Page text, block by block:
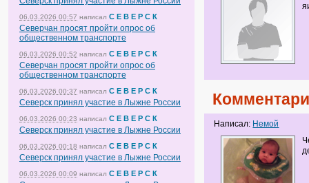
06.03.2026 00:57 написал С Е В Е Р С К
Северчан просят пройти опрос об
общественном транспорте
06.03.2026 00:52 написал С Е В Е Р С К
Северчан просят пройти опрос об
общественном транспорте
06.03.2026 00:37 написал С Е В Е Р С К
Северск принял участие в Лыжне России
06.03.2026 00:23 написал С Е В Е Р С К
Северск принял участие в Лыжне России
06.03.2026 00:18 написал С Е В Е Р С К
Северск принял участие в Лыжне России
06.03.2026 00:09 написал С Е В Е Р С К
Написал: Немой